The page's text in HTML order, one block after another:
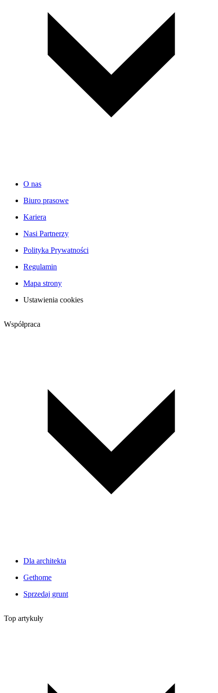
O nas
Biuro prasowe
Kariera
Nasi Partnerzy
Polityka Prywatności
Regulamin
Mapa strony
Ustawienia cookies
Współpraca
Dla architekta
Gethome
Sprzedaj grunt
Top artykuły